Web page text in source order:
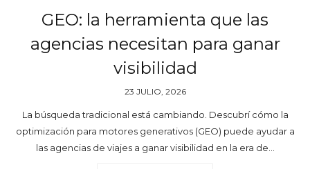
GEO: la herramienta que las
agencias necesitan para ganar
visibilidad
23 JULIO, 2026
La búsqueda tradicional está cambiando. Descubrí cómo la
optimización para motores generativos (GEO) puede ayudar a
las agencias de viajes a ganar visibilidad en la era de…